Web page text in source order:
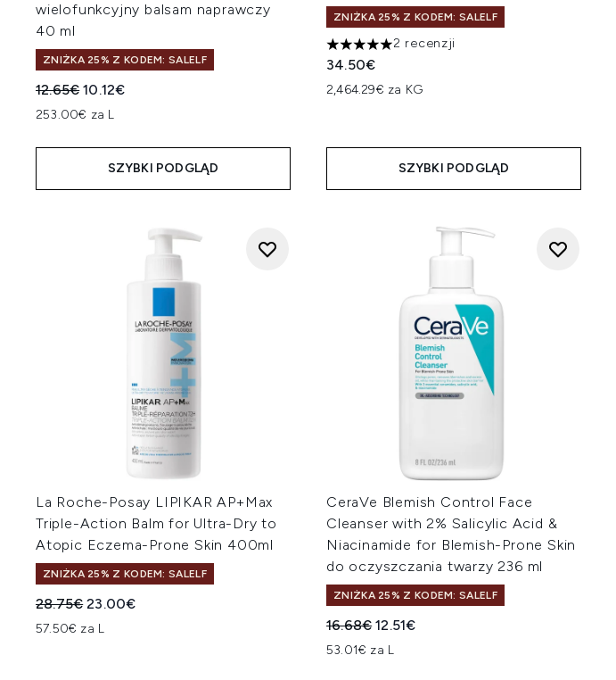
wielofunkcyjny balsam naprawczy
40 ml
ZNIŻKA 25% Z KODEM: SALELF
Sugerowana cena detaliczna:
12.65€Aktualna cena:
10.12€
253.00€ za L
SZYBKI PODGLĄD
ZNIŻKA 25% Z KODEM: SALELF
5 gwiazdek na maksymalnie 5
2 recenzji
34.50€
2,464.29€ za KG
SZYBKI PODGLĄD
La Roche-Posay LIPIKAR AP+Max
Triple-Action Balm for Ultra-Dry to
Atopic Eczema-Prone Skin 400ml
ZNIŻKA 25% Z KODEM: SALELF
Sugerowana cena detaliczna:
28.75€Aktualna cena:
23.00€
57.50€ za L
CeraVe Blemish Control Face
Cleanser with 2% Salicylic Acid &
Niacinamide for Blemish-Prone Skin
do oczyszczania twarzy 236 ml
ZNIŻKA 25% Z KODEM: SALELF
Sugerowana cena detaliczna:
16.68€Aktualna cena:
12.51€
53.01€ za L